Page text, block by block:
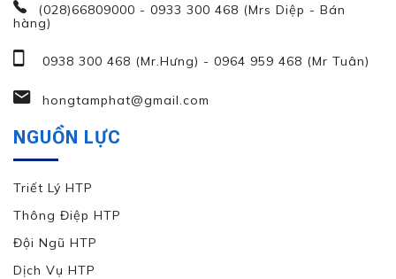
(028)66809000 - 0933 300 468 (Mrs Diệp - Bán
hàng)
0938 300 468 (Mr.Hưng) - 0964 959 468 (Mr Tuân)
hongtamphat@gmail.com
NGUỒN LỰC
Triết Lý HTP
Thông Điệp HTP
Đội Ngũ HTP
Dịch Vụ HTP